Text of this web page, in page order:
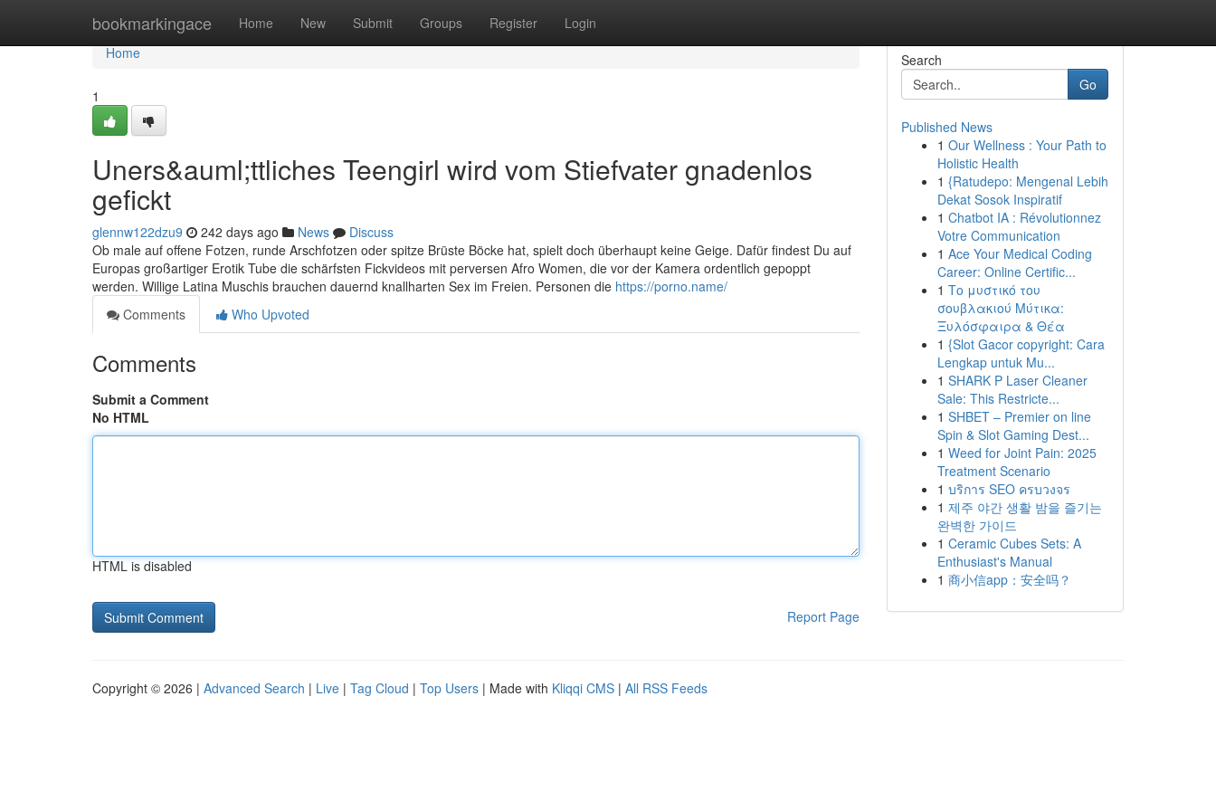
bookmarkingace Home New Submit Groups Register Login
Home
Home
1
Uners&auml;ttliches Teengirl wird vom Stiefvater gnadenlos
gefickt
glennw122dzu9 242 days ago News
Discuss
Ob male auf offene Fotzen, runde Arschfotzen oder spitze Brüste Böcke hat, spielt doch überhaupt keine Geige. Dafür findest Du auf
Europas großartiger Erotik Tube die schärfsten Fickvideos mit perversen Afro Women, die vor der Kamera ordentlich gepoppt
werden. Willige Latina Muschis brauchen dauernd knallharten Sex im Freien. Personen die https://porno.name/
Comments
Who Upvoted
Comments
Submit a Comment
No HTML
HTML is disabled
Report Page
Search
Go
Published News
1 Our Wellness : Your Path to
Holistic Health
1 {Ratudepo: Mengenal Lebih
Dekat Sosok Inspiratif
1 Chatbot IA : Révolutionnez
Votre Communication
1 Ace Your Medical Coding
Career: Online Certific...
1 Το μυστικό του
σουβλακιού Μύτικα:
Ξυλόσφαιρα & Θέα
1 {Slot Gacor copyright: Cara
Lengkap untuk Mu...
1 SHARK P Laser Cleaner
Sale: This Restricte...
1 SHBET – Premier on line
Spin & Slot Gaming Dest...
1 Weed for Joint Pain: 2025
Treatment Scenario
1 บริการ SEO ครบวงจร
1 제주 야간 생활 밤을 즐기는
완벽한 가이드
1 Ceramic Cubes Sets: A
Enthusiast's Manual
1 商小信app：安全吗？
Copyright © 2026 | Advanced Search | Live | Tag Cloud | Top Users | Made with Kliqqi CMS | All RSS Feeds